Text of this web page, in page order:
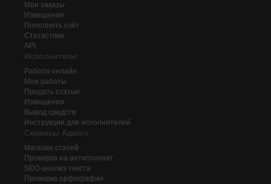
Мои заказы
Извещения
Пополнить счёт
Статистика
API
Исполнителю
Работа онлайн
Мои работы
Продать статью
Извещения
Вывод средств
Инструкции для исполнителей
Сервисы Адвего
Магазин статей
Проверка на антиплагиат
SEO-анализ текста
Проверка орфографии